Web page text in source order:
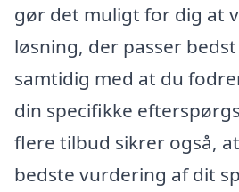
gør det muligt for dig at
løsning, der passer
samtidig med at du
din specifikke
flere tilbud sikrer også,
bedste vurdering af dit